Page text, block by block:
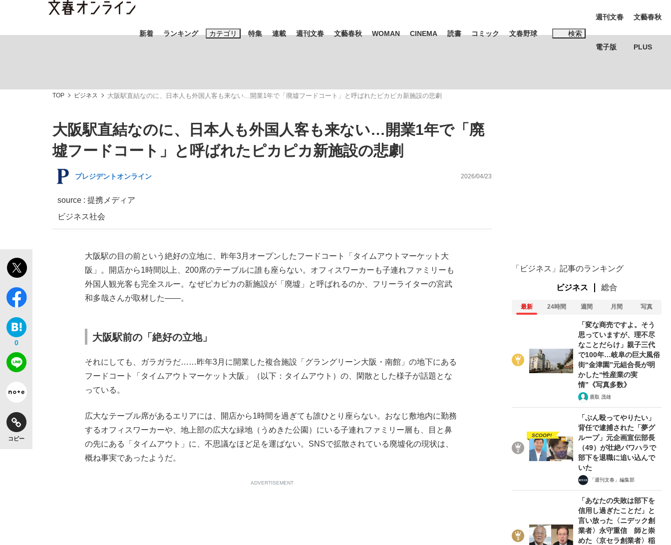
新着 ランキング カテゴリ
「クマが悪者扱いされているのが悲しい」『北の国から』倉本聰氏（91...
「目標達成できなかったからと言って…」サッカー日本代表・森保一監督...
特集
観る将棋、読む将棋
いまさら聞けない資産運用のすべて
the Style
もっと見る
連載 週刊文春 文藝春秋 WOMAN CINEMA 読書 コミック 文春野球 検索
おすすめのキーワードタグ一覧
#藤田晋 #三山凌輝 #高市早苗 #後藤真希 #森岡毅 #城彰二 #内田有紀
#松田聖子
#玉木雄一郎
#亀和田武
週刊文春
電子版
文藝春秋
PLUS
TOP ビジネス 大阪駅直結なのに、日本人も外国人客も来ない…開業1年で「廃墟フードコート」と呼ばれたピカピカ新施設の悲劇
大阪駅直結なのに、日本人も外国人客も来ない…開業1年で「廃
墟フードコート」と呼ばれたピカピカ新施設の悲劇
プレジデントオンライン 2026/04/23
source : 提携メディア
ビジネス社会
0
コピー
大阪駅の目の前という絶好の立地に、昨年3月オープンしたフードコート「タイムアウトマーケット大
阪」。開店から1時間以上、200席のテーブルに誰も座らない。オフィスワーカーも子連れファミリーも
外国人観光客も完全スルー。なぜピカピカの新施設が「廃墟」と呼ばれるのか、フリーライターの宮武
和多哉さんが取材した――。
大阪駅前の「絶好の立地」
それにしても、ガラガラだ……昨年3月に開業した複合施設「グラングリーン大阪・南館」の地下にある
フードコート「タイムアウトマーケット大阪」（以下：タイムアウト）の、閑散とした様子が話題とな
っている。
広大なテーブル席があるエリアには、開店から1時間を過ぎても誰ひとり座らない。おなじ敷地内に勤務
するオフィスワーカーや、地上部の広大な緑地（うめきた公園）にいる子連れファミリー層も、目と鼻
の先にある「タイムアウト」に、不思議なほど足を運ばない。SNSで拡散されている廃墟化の現状は、
概ね事実であったようだ。
ADVERTISEMENT
「ビジネス」記事のランキング
ビジネス 総合
最新 24時間 週間 月間 写真
「変な商売ですよ。そう
思っていますが、理不尽
なことだらけ」親子三代
で100年…岐阜の巨大風俗
街“金津園”元組合長が明
かした“性産業の実
情”《写真多数》
鹿取 茂雄
SCOOP!
「ぶん殴ってやりたい」
背任で逮捕された「夢グ
ループ」元企画宣伝部長
（49）が壮絶パワハラで
部下を退職に追い込んで
いた
「週刊文春」編集部
「あなたの失敗は部下を
信用し過ぎたことだ」と
言い放った〈ニデック創
業者〉永守重信 師と崇
めた〈京セラ創業者〉稲